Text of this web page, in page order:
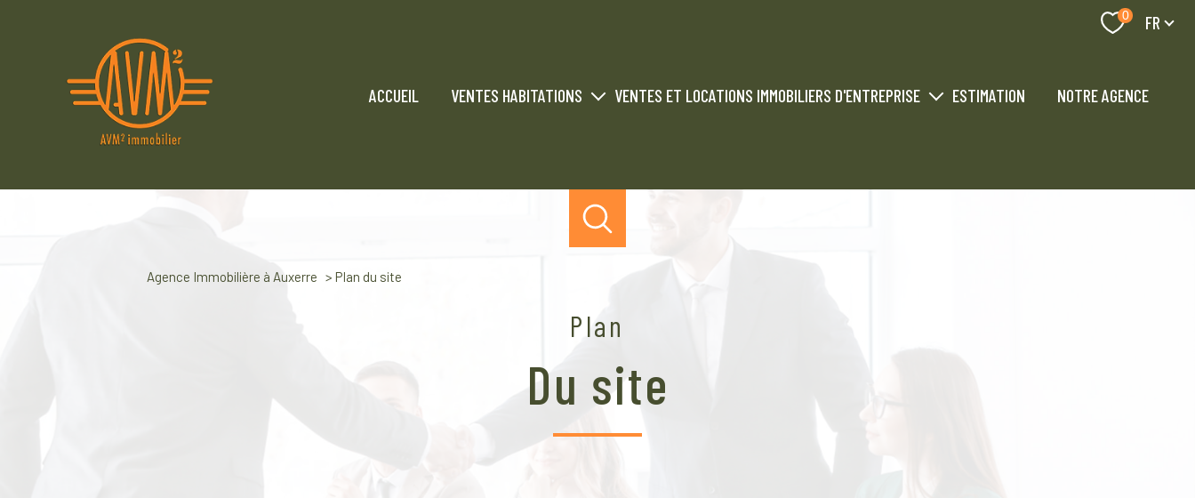
0 FR
ACCUEIL VENTES HABITATIONS VENTES ET LOCATIONS IMMOBILIERS D'ENTREPRISE ESTIMATION NOTRE AGENCE
Agence Immobilière à Auxerre Plan du site
Plan
du site